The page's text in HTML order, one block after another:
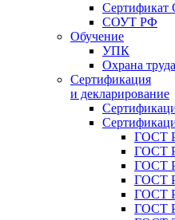
Сертификат
СОУТ РФ
Обучение
УПК
Охрана труда
Сертификация
и декларирование
ГОСТ
ГОСТ
ГОСТ
ГОСТ
ГОСТ
ГОСТ